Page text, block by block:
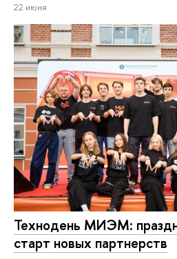
22 июня
Технодень МИЭМ:
старт новых партнерств